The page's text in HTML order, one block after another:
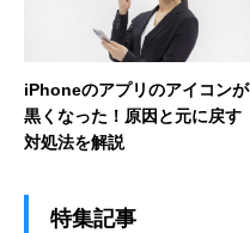
iPhoneのアプリのアイコンが
黒くなった！原因と元に戻す
対処法を解説
特集記事